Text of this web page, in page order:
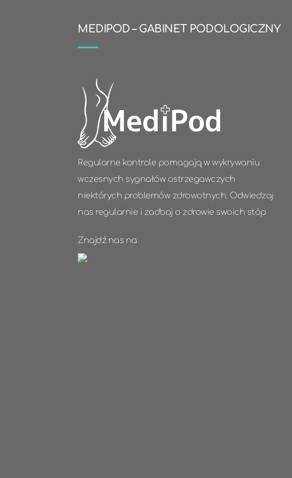
MEDIPOD – GABINET PODOLOGICZNY
Regularne kontrole pomagają w wykrywaniu
wczesnych sygnałów ostrzegawczych
niektórych problemów zdrowotnych. Odwiedzaj
nas regularnie i zadbaj o zdrowie swoich stóp
Znajdź nas na